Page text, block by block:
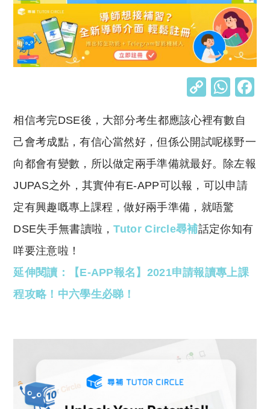
C
p
y
Li
n
k
W
at
s
A
p
相信考完DSE後，大部分考生都應該心裡有數自
己會考成點，有信心當然好，但係公開試呢樣野一
向都會有變數，所以做定兩手準備就最好。除左報
JUPAS之外，其實仲有E-APP可以報，可以申請
定有興趣嘅專上課程，做好兩手準備，就唔驚
DSE失手無書讀啦，Tutor Circle尋補話定你知有
咩要注意啦！
延伸閱讀：【E-APP報名】2021申請報讀專上課
程攻略！中六學生必睇！